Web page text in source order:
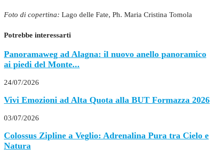
Foto di copertina: Lago delle Fate, Ph. Maria Cristina Tomola
Potrebbe interessarti
Panoramaweg ad Alagna: il nuovo anello panoramico
ai piedi del Monte...
24/07/2026
Vivi Emozioni ad Alta Quota alla BUT Formazza 2026
03/07/2026
Colossus Zipline a Veglio: Adrenalina Pura tra Cielo e
Natura